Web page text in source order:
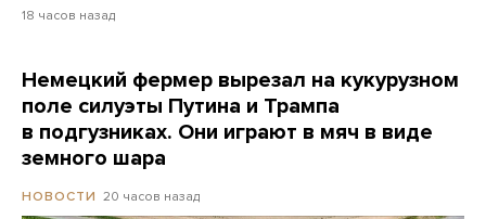
18 часов назад
Немецкий фермер вырезал на кукурузном
поле силуэты Путина и Трампа
в подгузниках. Они играют в мяч в виде
земного шара
НОВОСТИ 20 часов назад